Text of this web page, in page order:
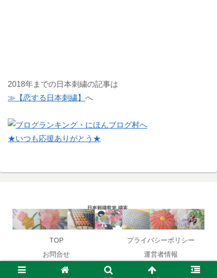
2018年までの日本刺繍の記事は
≫【恋する日本刺繍】 へ
★いつも応援ありがとう★
TOP
プライバシーポリシー
お問合せ
運営者情報
© 2017 日本刺繍教室開催,作家:笹原木実が教える和のお稽古.